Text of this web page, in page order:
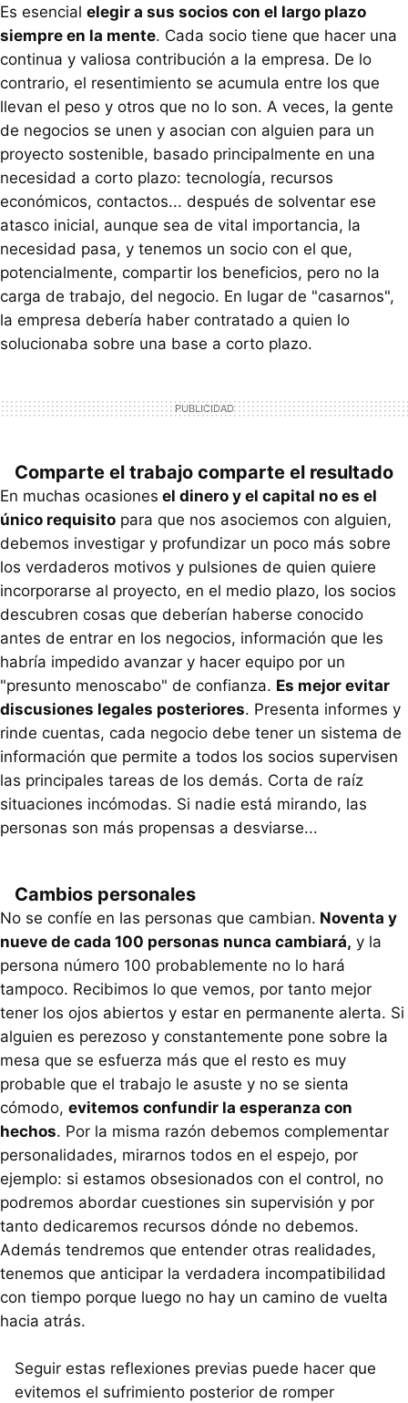
Es esencial elegir a sus socios con el largo plazo
siempre en la mente. Cada socio tiene que hacer una
continua y valiosa contribución a la empresa. De lo
contrario, el resentimiento se acumula entre los que
llevan el peso y otros que no lo son. A veces, la gente
de negocios se unen y asocian con alguien para un
proyecto sostenible, basado principalmente en una
necesidad a corto plazo: tecnología, recursos
económicos, contactos... después de solventar ese
atasco inicial, aunque sea de vital importancia, la
necesidad pasa, y tenemos un socio con el que,
potencialmente, compartir los beneficios, pero no la
carga de trabajo, del negocio. En lugar de "casarnos",
la empresa debería haber contratado a quien lo
solucionaba sobre una base a corto plazo.
Comparte el trabajo comparte el resultado
En muchas ocasiones el dinero y el capital no es el
único requisito para que nos asociemos con alguien,
debemos investigar y profundizar un poco más sobre
los verdaderos motivos y pulsiones de quien quiere
incorporarse al proyecto, en el medio plazo, los socios
descubren cosas que deberían haberse conocido
antes de entrar en los negocios, información que les
habría impedido avanzar y hacer equipo por un
"presunto menoscabo" de confianza. Es mejor evitar
discusiones legales posteriores. Presenta informes y
rinde cuentas, cada negocio debe tener un sistema de
información que permite a todos los socios supervisen
las principales tareas de los demás. Corta de raíz
situaciones incómodas. Si nadie está mirando, las
personas son más propensas a desviarse...
Cambios personales
No se confíe en las personas que cambian. Noventa y
nueve de cada 100 personas nunca cambiará, y la
persona número 100 probablemente no lo hará
tampoco. Recibimos lo que vemos, por tanto mejor
tener los ojos abiertos y estar en permanente alerta. Si
alguien es perezoso y constantemente pone sobre la
mesa que se esfuerza más que el resto es muy
probable que el trabajo le asuste y no se sienta
cómodo, evitemos confundir la esperanza con
hechos. Por la misma razón debemos complementar
personalidades, mirarnos todos en el espejo, por
ejemplo: si estamos obsesionados con el control, no
podremos abordar cuestiones sin supervisión y por
tanto dedicaremos recursos dónde no debemos.
Además tendremos que entender otras realidades,
tenemos que anticipar la verdadera incompatibilidad
con tiempo porque luego no hay un camino de vuelta
hacia atrás.
Seguir estas reflexiones previas puede hacer que
evitemos el sufrimiento posterior de romper